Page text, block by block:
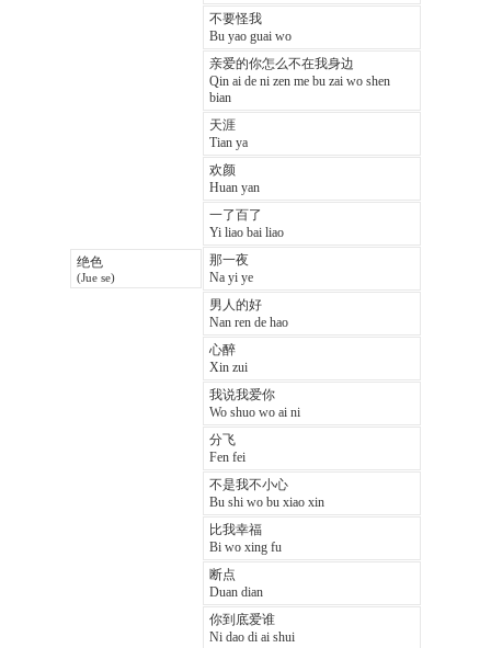
不要怪我
Bu yao guai wo
亲爱的你怎么不在我身边
Qin ai de ni zen me bu zai wo shen
bian
天涯
Tian ya
欢颜
Huan yan
一了百了
Yi liao bai liao
绝色
(Jue se)
那一夜
Na yi ye
男人的好
Nan ren de hao
心醉
Xin zui
我说我爱你
Wo shuo wo ai ni
分飞
Fen fei
不是我不小心
Bu shi wo bu xiao xin
比我幸福
Bi wo xing fu
断点
Duan dian
你到底爱谁
Ni dao di ai shui